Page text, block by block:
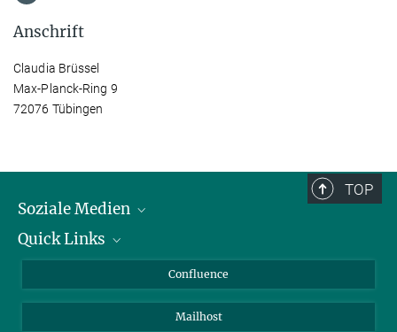
Anschrift
Claudia Brüssel
Max-Planck-Ring 9
72076 Tübingen
TOP
Soziale Medien
LinkedIn
YouTube
Quick Links
Über Tiere in der Forschung
Ihr Weg zu uns
Confluence
Mailhost